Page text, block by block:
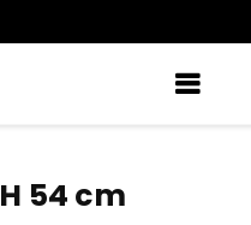
54 cm